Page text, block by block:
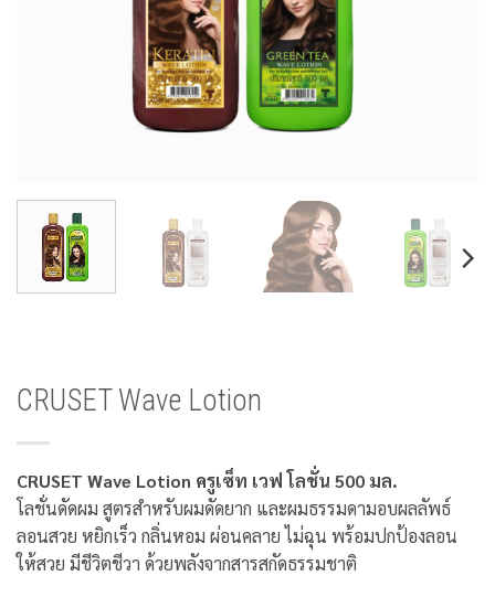
CRUSET Wave Lotion
CRUSET Wave Lotion ครูเซ็ท เวฟ โลชั่น 500 มล.
โลชั่นดัดผม สูตรสำหรับผมดัดยาก และผมธรรมดามอบผลลัพธ์
ลอนสวย หยิกเร็ว กลิ่นหอม ผ่อนคลาย ไม่ฉุน พร้อมปกป้องลอน
ให้สวย มีชีวิตชีวา ด้วยพลังจากสารสกัดธรรมชาติ